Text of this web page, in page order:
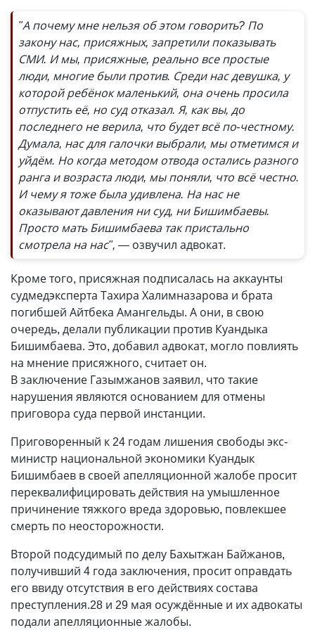
"А почему мне нельзя об этом говорить? По
закону нас, присяжных, запретили показывать
СМИ. И мы, присяжные, реально все простые
люди, многие были против. Среди нас девушка, у
которой ребёнок маленький, она очень просила
отпустить её, но суд отказал. Я, как вы, до
последнего не верила, что будет всё по-честному.
Думала, нас для галочки выбрали, мы отметимся и
уйдём. Но когда методом отвода остались разного
ранга и возраста люди, мы поняли, что всё честно.
И чему я тоже была удивлена. На нас не
оказывают давления ни суд, ни Бишимбаевы.
Просто мать Бишимбаева так пристально
смотрела на нас", — озвучил адвокат.
Кроме того, присяжная подписалась на аккаунты
судмедэксперта Тахира Халимназарова и брата
погибшей Айтбека Амангельды. А они, в свою
очередь, делали публикации против Куандыка
Бишимбаева. Это, добавил адвокат, могло повлиять
на мнение присяжного, считает он.
В заключение Газымжанов заявил, что такие
нарушения являются основанием для отмены
приговора суда первой инстанции.
Приговоренный к 24 годам лишения свободы экс-
министр национальной экономики Куандык
Бишимбаев в своей апелляционной жалобе просит
переквалифицировать действия на умышленное
причинение тяжкого вреда здоровью, повлекшее
смерть по неосторожности.
Второй подсудимый по делу Бахытжан Байжанов,
получивший 4 года заключения, просит оправдать
его ввиду отсутствия в его действиях состава
преступления.28 и 29 мая осуждённые и их адвокаты
подали апелляционные жалобы.